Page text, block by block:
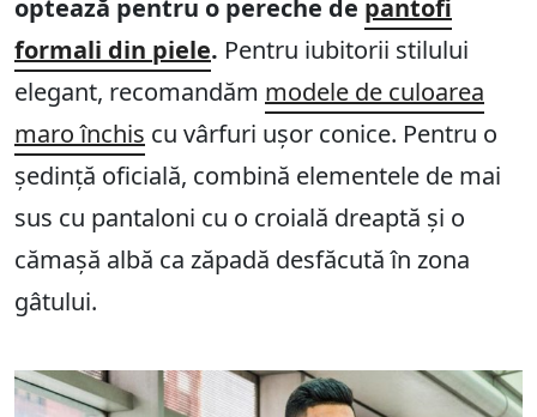
optează pentru o pereche de pantofi
formali din piele. Pentru iubitorii stilului
elegant, recomandăm modele de culoarea
maro închis cu vârfuri ușor conice. Pentru o
ședință oficială, combină elementele de mai
sus cu pantaloni cu o croială dreaptă și o
cămașă albă ca zăpadă desfăcută în zona
gâtului.